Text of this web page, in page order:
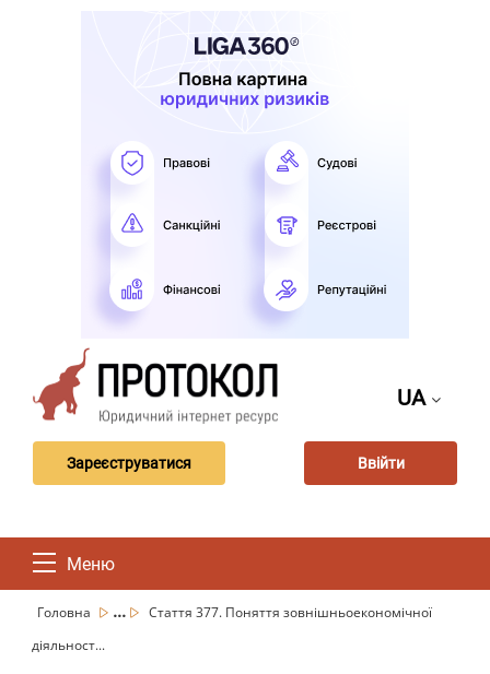
UA
Зареєструватися Ввійти
Меню
Головна ...
Стаття 377. Поняття зовнішньоекономічної
діяльност...